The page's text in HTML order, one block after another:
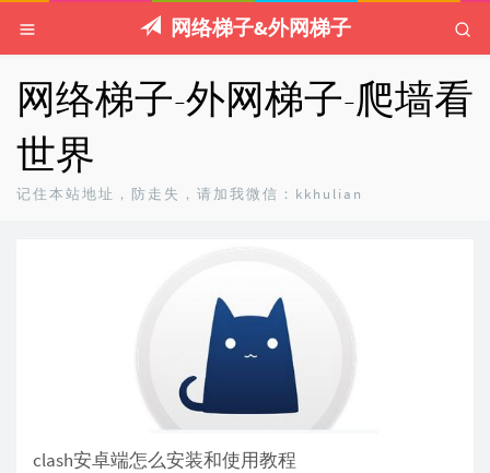
网络梯子&外网梯子
网络梯子-外网梯子-爬墙看
世界
记住本站地址，防走失，请加我微信：kkhulian
clash安卓端怎么安装和使用教程